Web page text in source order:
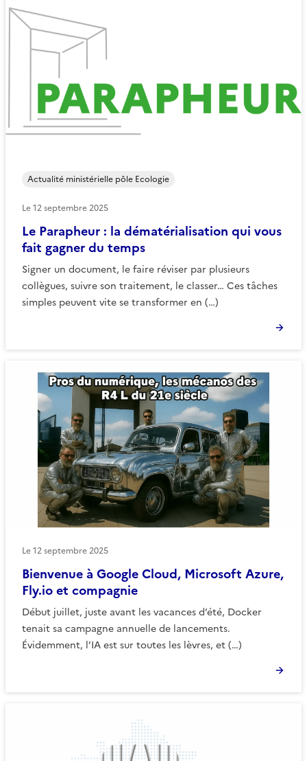
Le Parapheur : la dématérialisation qui vous
fait gagner du temps
Signer un document, le faire réviser par plusieurs
collègues, suivre son traitement, le classer… Ces tâches
simples peuvent vite se transformer en (…)
Actualité ministérielle pôle Ecologie
Le12 septembre 2025
Bienvenue à Google Cloud, Microsoft Azure,
Fly.io et compagnie
Début juillet, juste avant les vacances d’été, Docker
tenait sa campagne annuelle de lancements.
Évidemment, l’IA est sur toutes les lèvres, et (…)
Le12 septembre 2025